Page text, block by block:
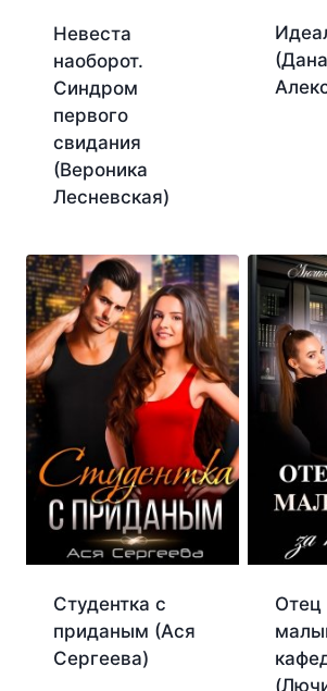
Невеста
наоборот.
Синдром
первого
свидания
(Вероника
Лесневская)
(Дана
Студентка с
приданым (Ася
Сергеева)
Отец